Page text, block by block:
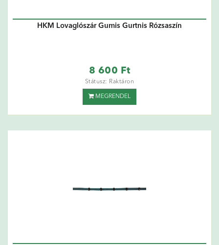
HKM Lovaglószár Gumis Gurtnis Rózsaszín
8 600 Ft
Státusz: Raktáron
MEGRENDEL